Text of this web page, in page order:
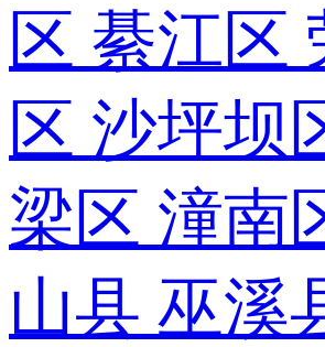
区 綦江区
区 沙坪坝
梁区 潼南
山县 巫溪